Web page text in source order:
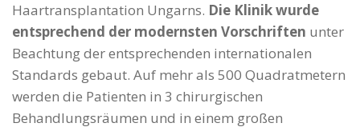
Haartransplantation Ungarns. Die Klinik wurde
entsprechend der modernsten Vorschriften unter
Beachtung der entsprechenden internationalen
Standards gebaut. Auf mehr als 500 Quadratmetern
werden die Patienten in 3 chirurgischen
Behandlungsräumen und in einem großen